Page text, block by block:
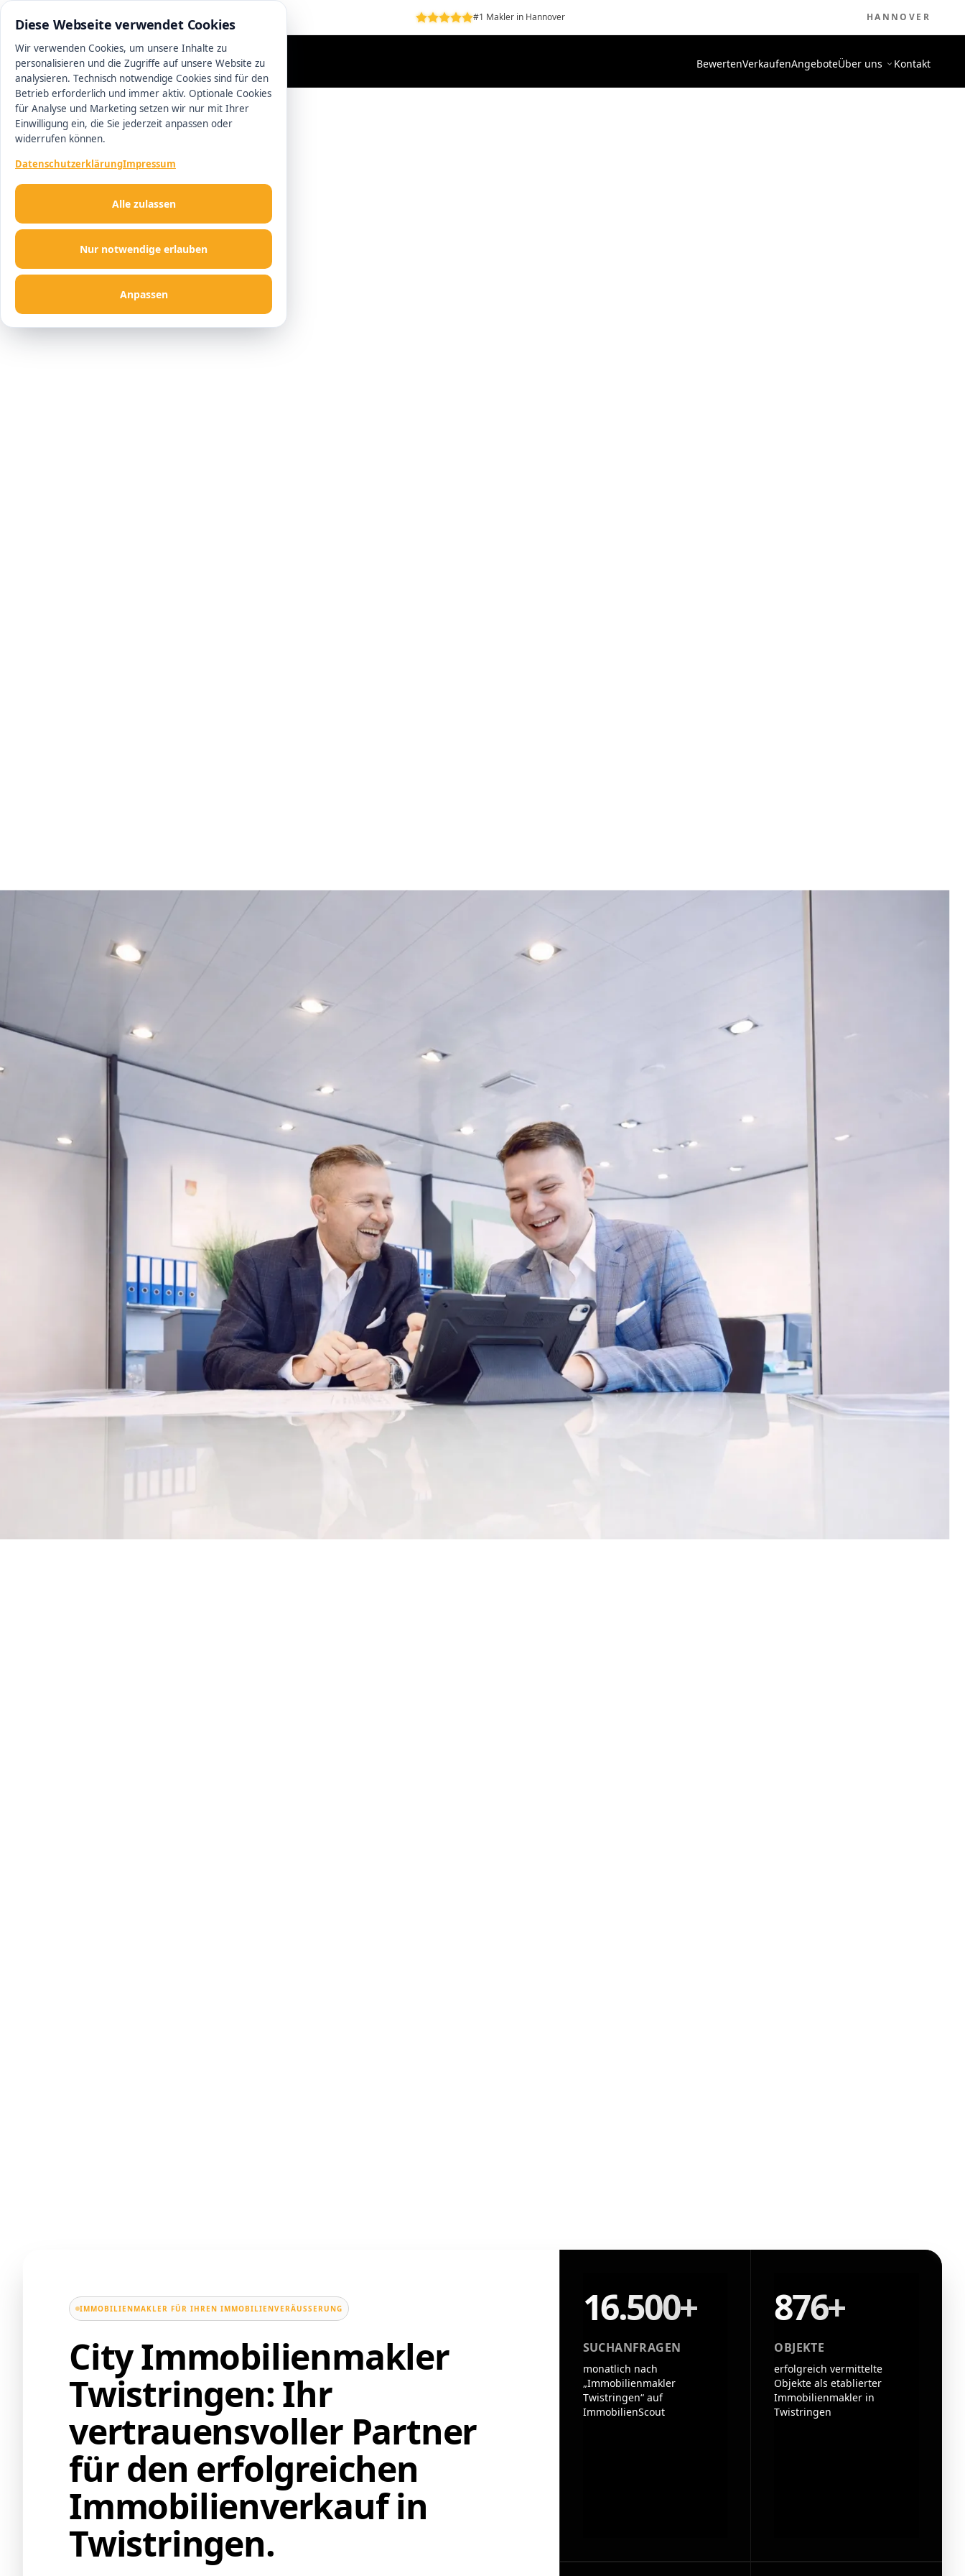
0511 13221100 #1 Makler in Hannover HANNOVER
BewertenVerkaufenAngeboteÜber uns Kontakt
IMMOBILIENMAKLER FÜR IHREN IMMOBILIENVERÄUSSERUNG
City Immobilienmakler
Twistringen: Ihr
vertrauensvoller Partner
für den erfolgreichen
Immobilienverkauf in
Twistringen.
16.500+
SUCHANFRAGEN
monatlich nach
„Immobilienmakler
Twistringen“ auf
ImmobilienScout
876+
OBJEKTE
erfolgreich vermittelte
Objekte als etablierter
Immobilienmakler in
Twistringen
Diese Webseite verwendet Cookies
Wir verwenden Cookies, um unsere Inhalte zu
personalisieren und die Zugriffe auf unsere Website zu
analysieren. Technisch notwendige Cookies sind für den
Betrieb erforderlich und immer aktiv. Optionale Cookies
für Analyse und Marketing setzen wir nur mit Ihrer
Einwilligung ein, die Sie jederzeit anpassen oder
widerrufen können.
DatenschutzerklärungImpressum
Nur notwendige erlauben
Anpassen
Alle zulassen